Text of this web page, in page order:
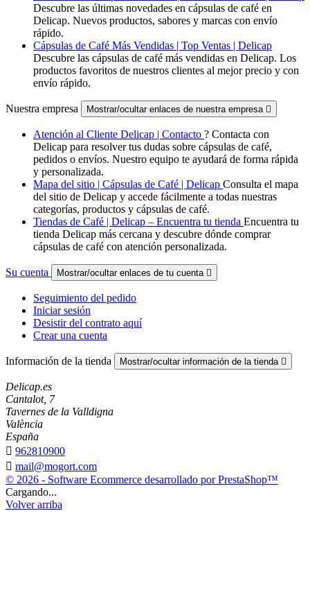
Descubre las últimas novedades en cápsulas de café en
Delicap. Nuevos productos, sabores y marcas con envío
rápido.
Cápsulas de Café Más Vendidas | Top Ventas | Delicap
Descubre las cápsulas de café más vendidas en Delicap. Los
productos favoritos de nuestros clientes al mejor precio y con
envío rápido.
Nuestra empresa Mostrar/ocultar enlaces de nuestra empresa 
Atención al Cliente Delicap | Contacto ? Contacta con
Delicap para resolver tus dudas sobre cápsulas de café,
pedidos o envíos. Nuestro equipo te ayudará de forma rápida
y personalizada.
Mapa del sitio | Cápsulas de Café | Delicap Consulta el mapa
del sitio de Delicap y accede fácilmente a todas nuestras
categorías, productos y cápsulas de café.
Tiendas de Café | Delicap – Encuentra tu tienda Encuentra tu
tienda Delicap más cercana y descubre dónde comprar
cápsulas de café con atención personalizada.
Su cuenta Mostrar/ocultar enlaces de tu cuenta 
Seguimiento del pedido
Iniciar sesión
Desistir del contrato aquí
Crear una cuenta
Información de la tienda Mostrar/ocultar información de la tienda 
Delicap.es
Cantalot, 7
Tavernes de la Valldigna
València
España
 962810900
 mail@mogort.com
© 2026 - Software Ecommerce desarrollado por PrestaShop™
Cargando...
Volver arriba